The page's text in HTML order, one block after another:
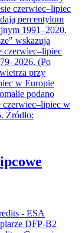
DFP-B2